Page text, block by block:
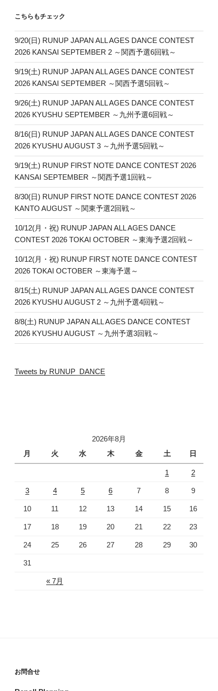
ー
シ
ョ
こちらもチェック
9/20(日) RUNUP JAPAN ALL AGES DANCE CONTEST
2026 KANSAI SEPTEMBER 2 ～関西予選6回戦～
9/19(土) RUNUP JAPAN ALL AGES DANCE CONTEST
2026 KANSAI SEPTEMBER ～関西予選5回戦～
9/26(土) RUNUP JAPAN ALL AGES DANCE CONTEST
2026 KYUSHU SEPTEMBER ～九州予選6回戦～
8/16(日) RUNUP JAPAN ALL AGES DANCE CONTEST
2026 KYUSHU AUGUST 3 ～九州予選5回戦～
9/19(土) RUNUP FIRST NOTE DANCE CONTEST 2026
KANSAI SEPTEMBER ～関西予選1回戦～
8/30(日) RUNUP FIRST NOTE DANCE CONTEST 2026
KANTO AUGUST ～関東予選2回戦～
10/12(月・祝) RUNUP JAPAN ALL AGES DANCE
CONTEST 2026 TOKAI OCTOBER ～東海予選2回戦～
10/12(月・祝) RUNUP FIRST NOTE DANCE CONTEST
2026 TOKAI OCTOBER ～東海予選～
8/15(土) RUNUP JAPAN ALL AGES DANCE CONTEST
2026 KYUSHU AUGUST 2 ～九州予選4回戦～
8/8(土) RUNUP JAPAN ALL AGES DANCE CONTEST
2026 KYUSHU AUGUST ～九州予選3回戦～
Tweets by RUNUP_DANCE
2026年8月
月
火 水 木 金 土 日
« 7月
1 2
3 4 5 6 7 8 9
10 11 12 13 14 15 16
17 18 19 20 21 22 23
24 25 26 27 28 29 30
31
お問合せ